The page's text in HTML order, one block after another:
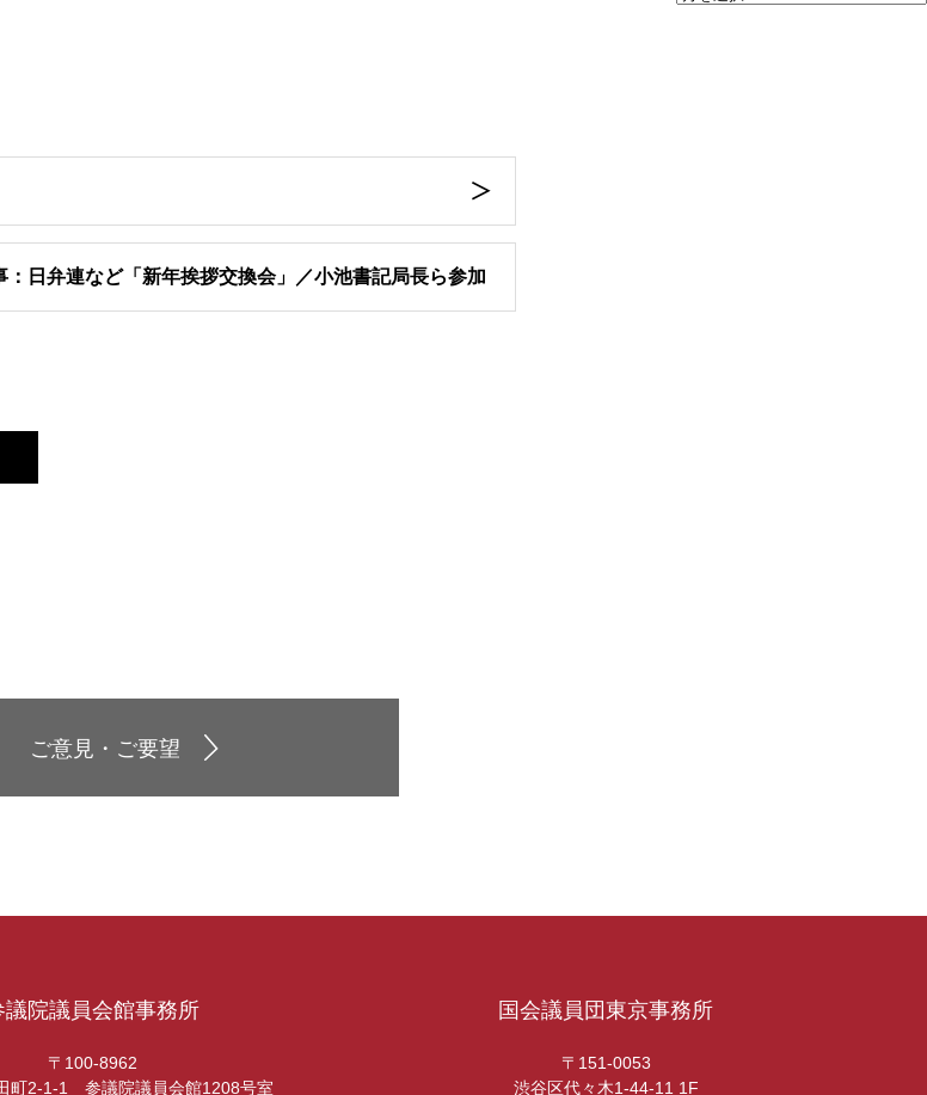
：日弁連など「新年挨拶交換会」／小池書記局長ら参加
ご意見・ご要望
議院議員会館事務所
〒100-8962
町2-1-1 参議院議員会館1208号室
国会議員団東京事務所
〒151-0053
渋谷区代々木1-44-11 1F